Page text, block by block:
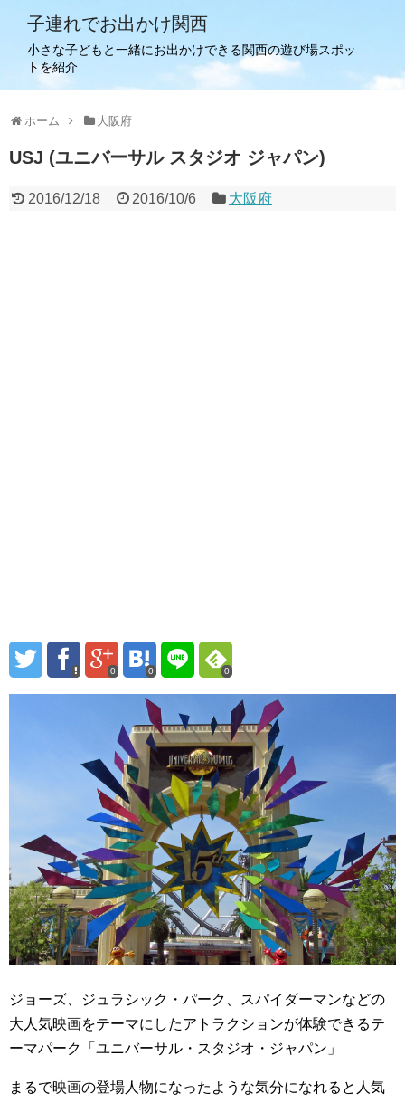
子連れでお出かけ関西
小さな子どもと一緒にお出かけできる関西の遊び場スポッ
トを紹介
ホーム 大阪府
USJ (ユニバーサル スタジオ ジャパン)
2016/12/18 2016/10/6 大阪府
0 0 0
ジョーズ、ジュラシック・パーク、スパイダーマンなどの
大人気映画をテーマにしたアトラクションが体験できるテ
ーマパーク「ユニバーサル・スタジオ・ジャパン」
まるで映画の登場人物になったような気分になれると人気